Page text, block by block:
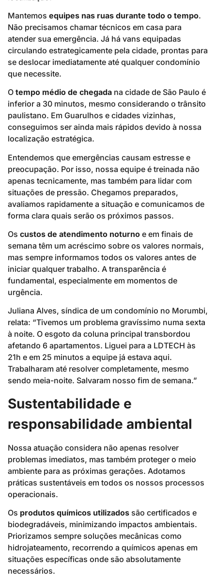
Mantemos equipes nas ruas durante todo o tempo.
Não precisamos chamar técnicos em casa para
atender sua emergência. Já há vans equipadas
circulando estrategicamente pela cidade, prontas para
se deslocar imediatamente até qualquer condomínio
que necessite.
O tempo médio de chegada na cidade de São Paulo é
inferior a 30 minutos, mesmo considerando o trânsito
paulistano. Em Guarulhos e cidades vizinhas,
conseguimos ser ainda mais rápidos devido à nossa
localização estratégica.
Entendemos que emergências causam estresse e
preocupação. Por isso, nossa equipe é treinada não
apenas tecnicamente, mas também para lidar com
situações de pressão. Chegamos preparados,
avaliamos rapidamente a situação e comunicamos de
forma clara quais serão os próximos passos.
Os custos de atendimento noturno e em finais de
semana têm um acréscimo sobre os valores normais,
mas sempre informamos todos os valores antes de
iniciar qualquer trabalho. A transparência é
fundamental, especialmente em momentos de
urgência.
Juliana Alves, síndica de um condomínio no Morumbi,
relata: “Tivemos um problema gravíssimo numa sexta
à noite. O esgoto da coluna principal transbordou
afetando 6 apartamentos. Liguei para a LDTECH às
21h e em 25 minutos a equipe já estava aqui.
Trabalharam até resolver completamente, mesmo
sendo meia-noite. Salvaram nosso fim de semana.”
Sustentabilidade e
responsabilidade ambiental
Nossa atuação considera não apenas resolver
problemas imediatos, mas também proteger o meio
ambiente para as próximas gerações. Adotamos
práticas sustentáveis em todos os nossos processos
operacionais.
Os produtos químicos utilizados são certificados e
biodegradáveis, minimizando impactos ambientais.
Priorizamos sempre soluções mecânicas como
hidrojateamento, recorrendo a químicos apenas em
situações específicas onde são absolutamente
necessários.